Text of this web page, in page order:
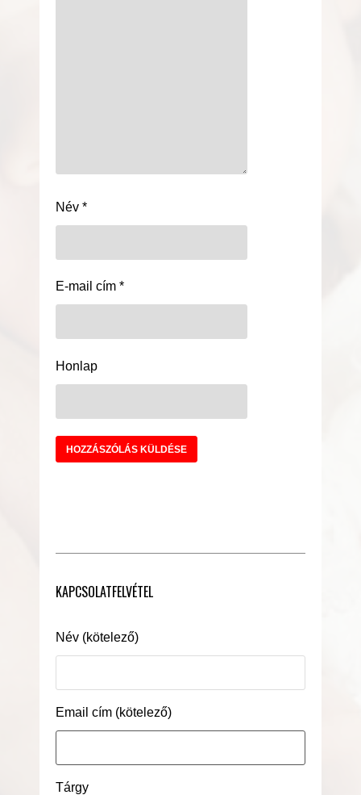
Név *
E-mail cím *
Honlap
KAPCSOLATFELVÉTEL
Név (kötelező)
Email cím (kötelező)
Tárgy